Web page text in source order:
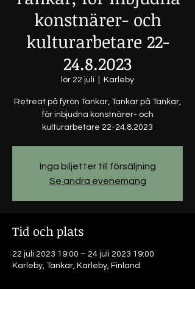
konstnärer- och
kulturarbetare 22-
24.8.2023
lör 22 juli Karleby
Retreat på fyrön Tankar, Tankar på Tankar,
för inbjudna konstnärer- och
kulturarbetare 22-24.8.2023
Inga biljetter till försäljning
Se andra evenemang
Tid och plats
22 juli 2023 19:00 – 24 juli 2023 19:00
Karleby, Tankar, Karleby, Finland